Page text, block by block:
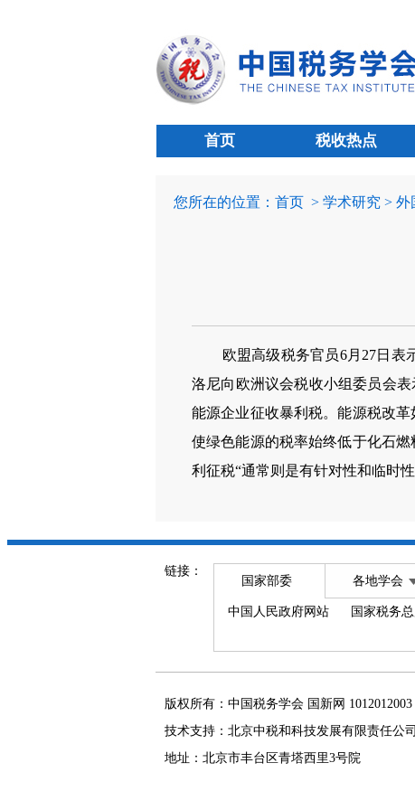
首页 税收热点
您所在的位置： 首页 > 学术研究 > 外
欧盟高级税务官员6月27日表示
洛尼向欧洲议会税收小组委员会
能源企业征收暴利税。能源税改
使绿色能源的税率始终低于化石
利征税“通常则是有针对性和临时性
链接：
国家部委 各地学会
中国人民政府网站 国家税务
版权所有：中国税务学会 国新网
技术支持：北京中税和科技发展有限责任公司
地址：北京市丰台区青塔西里3号院